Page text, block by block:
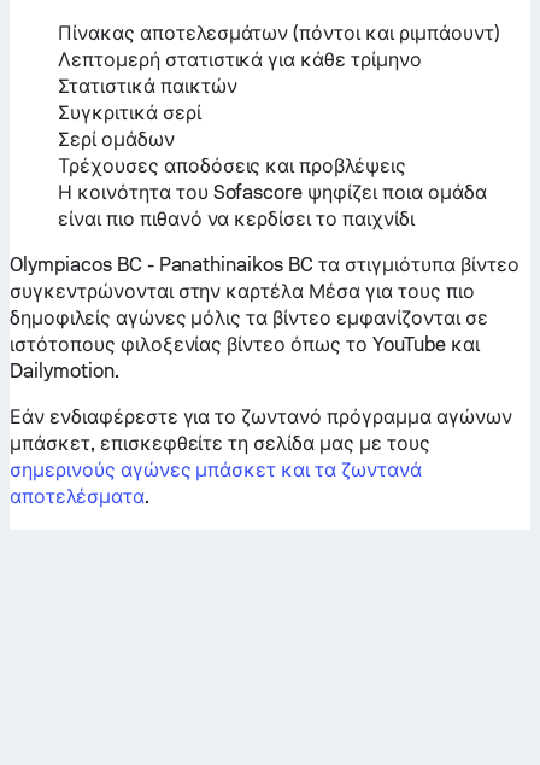
Πίνακας αποτελεσμάτων (πόντοι και ριμπάουντ)
Λεπτομερή στατιστικά για κάθε τρίμηνο
Στατιστικά παικτών
Συγκριτικά σερί
Σερί ομάδων
Τρέχουσες αποδόσεις και προβλέψεις
Η κοινότητα του Sofascore ψηφίζει ποια ομάδα
είναι πιο πιθανό να κερδίσει το παιχνίδι
Olympiacos BC - Panathinaikos BC τα στιγμιότυπα βίντεο
συγκεντρώνονται στην καρτέλα Μέσα για τους πιο
δημοφιλείς αγώνες μόλις τα βίντεο εμφανίζονται σε
ιστότοπους φιλοξενίας βίντεο όπως το YouTube και
Dailymotion.
Εάν ενδιαφέρεστε για το ζωντανό πρόγραμμα αγώνων
μπάσκετ, επισκεφθείτε τη σελίδα μας με τους
σημερινούς αγώνες μπάσκετ και τα ζωντανά
αποτελέσματα.